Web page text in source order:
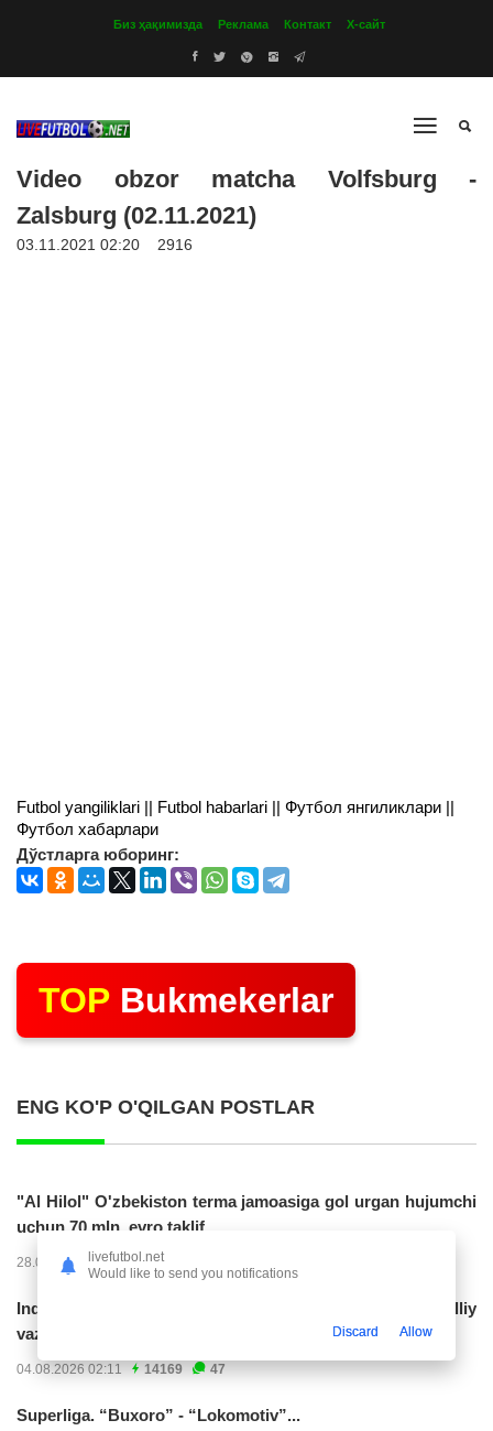
Биз ҳақимизда Реклама Контакт Х-сайт
Video obzor matcha Volfsburg -
Zalsburg (02.11.2021)
03.11.2021 02:20 2916
Futbol yangiliklari || Futbol habarlari || Футбол янгиликлари ||
Футбол хабарлари
Дўстларга юборинг:
TOP Bukmekerlar
ENG KO'P O'QILGAN POSTLAR
"Al Hilol" O'zbekiston terma jamoasiga gol urgan hujumchi
uchun 70 mln. evro taklif...
28.07.2026 01:56 17309
Indoneziya prezidenti JCH-2030ga chiqishni umummilliy
vazifa deb...
04.08.2026 02:11 14169 47
Superliga. “Buxoro” - “Lokomotiv”...
livefutbol.net
Would like to send you notifications
Discard Allow